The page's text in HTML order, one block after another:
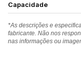
Capacidade
*As descrições e
fabricante. Não nos
nas informações ou